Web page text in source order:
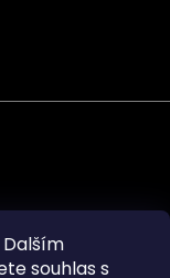
souhlas s